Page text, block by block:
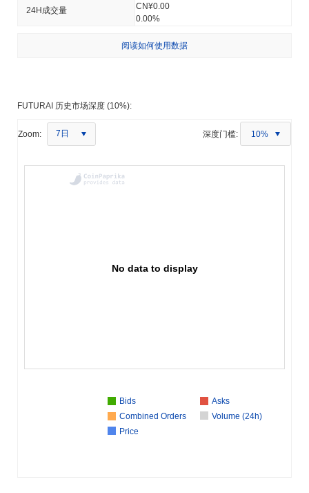
24H成交量
CN¥0.00
0.00%
阅读如何使用数据
FUTURAI 历史市场深度 (10%):
Zoom: 7日 深度门槛: 10%
No data to display
Bids
Asks
Combined Orders
Volume (24h)
Price